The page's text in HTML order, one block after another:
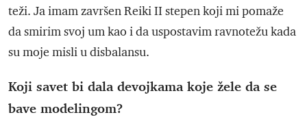
teži. Ja imam završen Reiki II stepen koji mi pomaže
da smirim svoj um kao i da uspostavim ravnotežu kada
su moje misli u disbalansu.
Koji savet bi dala devojkama koje žele da se
bave modelingom?